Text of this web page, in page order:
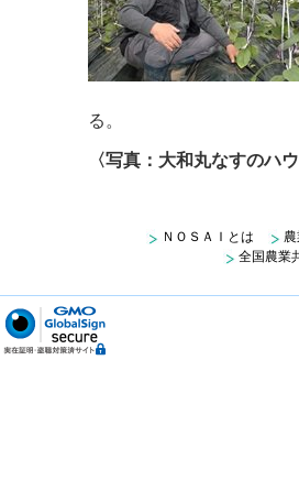
る。
〈写真：大和丸なすのハ
ＮＯＳＡＩとは
全国農業